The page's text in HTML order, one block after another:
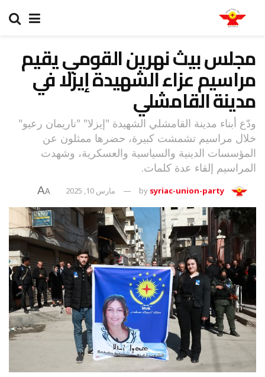
مجلس بيث نهرين القومي يقيم
مراسيم عزاء الشهيدة إيزلا في
مدينة القامشلي
ودّع أبناء مدينة القامشلي الشهيدة "إيزلا" "ناريمان رعيو"
خلال مراسيم تشمشت كبيرة، حضرها ممثلون عن
المؤسسات الدينية والسياسية والعسكرية، وشهدت
المراسيم إلقاء عدة كلمات.
by syriac-union-party مارس 10, 2025 A
A